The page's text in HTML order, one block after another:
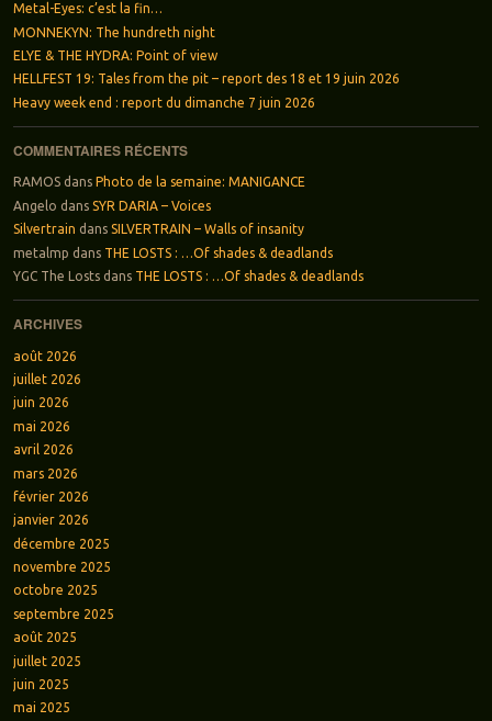
Metal-Eyes: c’est la fin…
MONNEKYN: The hundreth night
ELYE & THE HYDRA: Point of view
HELLFEST 19: Tales from the pit – report des 18 et 19 juin 2026
Heavy week end : report du dimanche 7 juin 2026
COMMENTAIRES RÉCENTS
RAMOSdans Photo de la semaine: MANIGANCE
Angelo dans SYR DARIA – Voices
Silvertrain dans SILVERTRAIN – Walls of insanity
metalmp dans THE LOSTS : …Of shades & deadlands
YGC The Lostsdans THE LOSTS : …Of shades & deadlands
ARCHIVES
août 2026
juillet 2026
juin 2026
mai 2026
avril 2026
mars 2026
février 2026
janvier 2026
décembre 2025
novembre 2025
octobre 2025
septembre 2025
août 2025
juillet 2025
juin 2025
mai 2025